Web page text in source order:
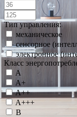
Тип управления:
механическое
сенсорное
электронное
Класс
A
A+
A++
A+++
B